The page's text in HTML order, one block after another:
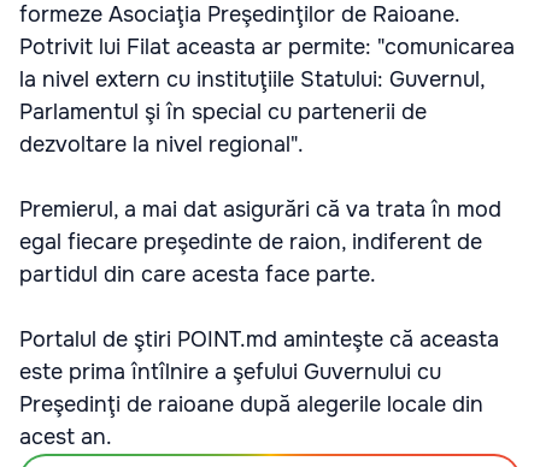
formeze Asociaţia Preşedinţilor de Raioane.
Potrivit lui Filat aceasta ar permite: "comunicarea
la nivel extern cu instituţiile Statului: Guvernul,
Parlamentul şi în special cu partenerii de
dezvoltare la nivel regional".
Premierul, a mai dat asigurări că va trata în mod
egal fiecare preşedinte de raion, indiferent de
partidul din care acesta face parte.
Portalul de ştiri POINT.md aminteşte că aceasta
este prima întîlnire a şefului Guvernului cu
Preşedinţi de raioane după alegerile locale din
acest an.